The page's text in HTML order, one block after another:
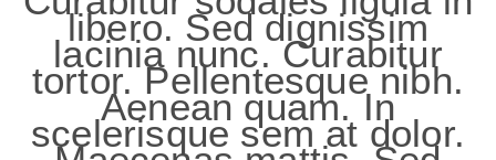
libero. Sed dignissim
lacinia nunc. Curabitur
tortor. Pellentesque nibh.
Aenean quam. In
scelerisque sem at dolor.